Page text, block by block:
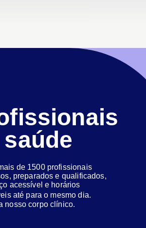
de 1500 profissionais
preparados e qualificados,
acessível e horários
até para o mesmo dia.
nosso corpo clínico.